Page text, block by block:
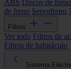
ABS Discos de freno
de freno Servofreno
Filtros
Ver todo Filtros de
Filtros de habitáculo
Sistema